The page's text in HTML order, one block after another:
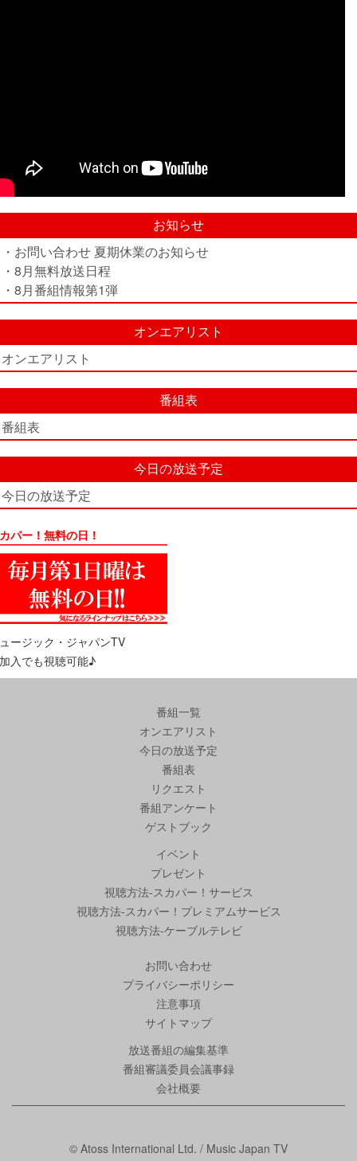
お知らせ
・お問い合わせ 夏期休業のお知らせ
・8月無料放送日程
・8月番組情報第1弾
オンエアリスト
オンエアリスト
番組表
番組表
今日の放送予定
今日の放送予定
パー！無料の日！
ージック・ジャパンTV
入でも視聴可能♪
番組一覧
オンエアリスト
今日の放送予定
番組表
リクエスト
番組アンケート
ゲストブック
イベント
プレゼント
視聴方法-スカパー！サービス
視聴方法-スカパー！プレミアムサービス
視聴方法-ケーブルテレビ
お問い合わせ
プライバシーポリシー
注意事項
サイトマップ
放送番組の編集基準
番組審議委員会議事録
会社概要
© Atoss International Ltd. / Music Japan TV